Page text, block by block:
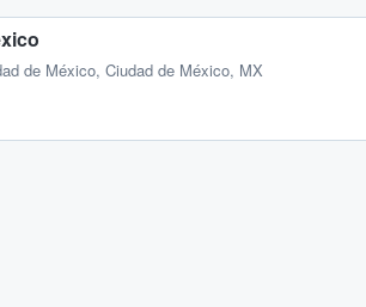
de México, Ciudad de México, MX